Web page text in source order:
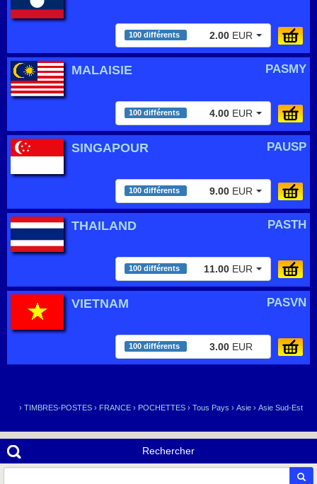
100 différents 2.00 EUR
PASMY
MALAISIE
100 différents 4.00 EUR
PAUSP
SINGAPOUR
100 différents 9.00 EUR
PASTH
THAILAND
100 différents 11.00 EUR
PASVN
VIETNAM
100 différents 3.00 EUR
› TIMBRES-POSTES › FRANCE › POCHETTES › Tous Pays › Asie › Asie Sud-Est
Rechercher